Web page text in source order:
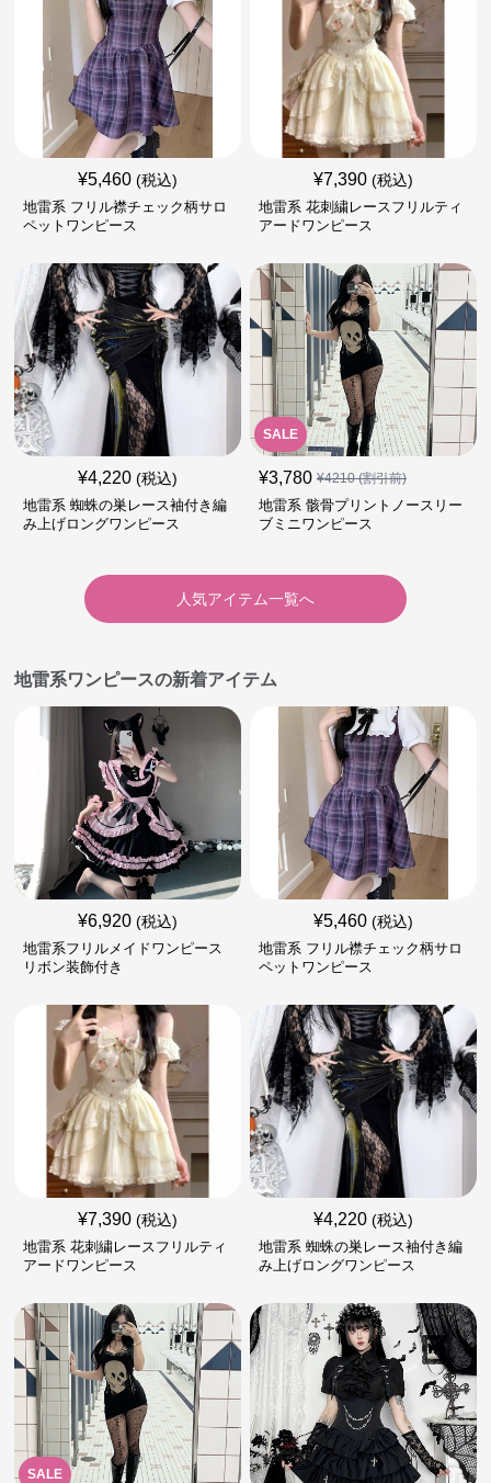
¥5,460 (税込)
地雷系 フリル襟チェック柄サロ
ペットワンピース
¥7,390 (税込)
地雷系 花刺繍レースフリルティ
アードワンピース
¥4,220 (税込)
地雷系 蜘蛛の巣レース袖付き編
み上げロングワンピース
SALE
¥3,780 ¥4210(割引前)
地雷系 骸骨プリントノースリー
ブミニワンピース
人気アイテム一覧へ
地雷系ワンピースの新着アイテム
¥6,920 (税込)
地雷系フリルメイドワンピース
リボン装飾付き
¥5,460 (税込)
地雷系 フリル襟チェック柄サロ
ペットワンピース
¥7,390 (税込)
地雷系 花刺繍レースフリルティ
アードワンピース
¥4,220 (税込)
地雷系 蜘蛛の巣レース袖付き編
み上げロングワンピース
SALE